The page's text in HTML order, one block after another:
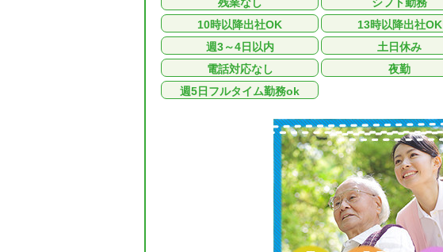
10時以降出社OK
13時以降出社OK
週3～4日以内
土日休み
電話対応なし
夜勤
週5日フルタイム勤務ok